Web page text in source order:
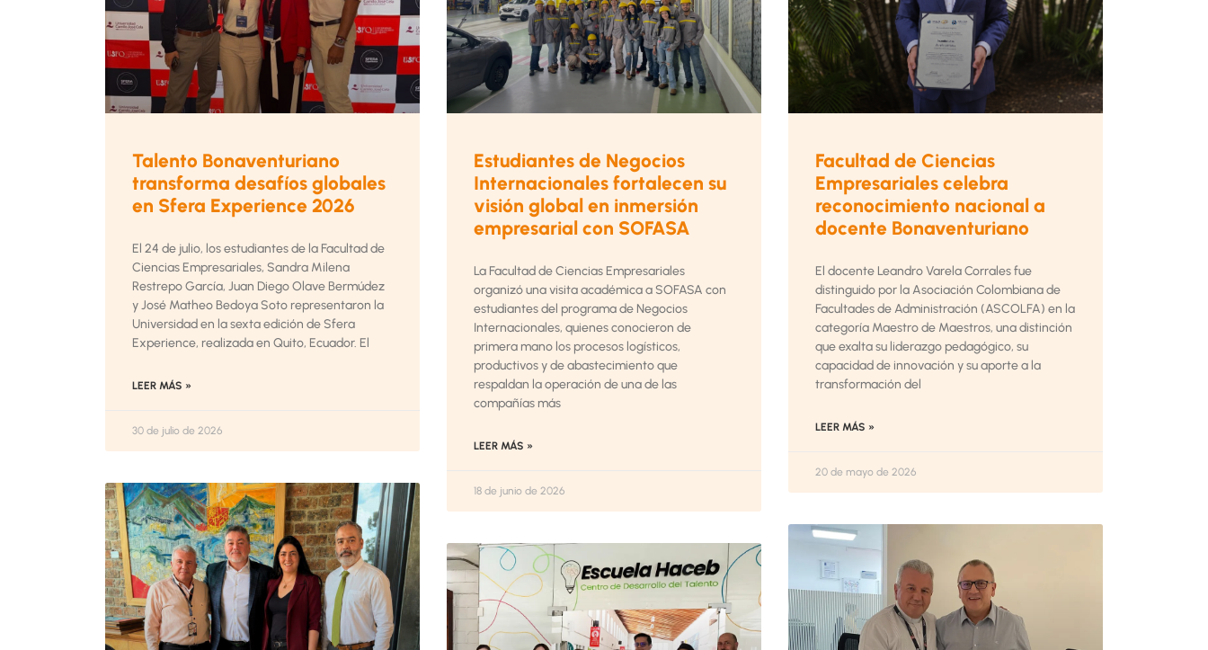
Talento Bonaventuriano
transforma desafíos globales
en Sfera Experience 2026
El 24 de julio, los estudiantes de la Facultad de
Ciencias Empresariales, Sandra Milena
Restrepo García, Juan Diego Olave Bermúdez
y José Matheo Bedoya Soto representaron la
Universidad en la sexta edición de Sfera
Experience, realizada en Quito, Ecuador. El
LEER MÁS »
30 de julio de 2026
Estudiantes de Negocios
Internacionales fortalecen su
visión global en inmersión
empresarial con SOFASA
La Facultad de Ciencias Empresariales
organizó una visita académica a SOFASA con
estudiantes del programa de Negocios
Internacionales, quienes conocieron de
primera mano los procesos logísticos,
productivos y de abastecimiento que
respaldan la operación de una de las
compañías más
LEER MÁS »
18 de junio de 2026
Facultad de Ciencias
Empresariales celebra
reconocimiento nacional a
docente Bonaventuriano
El docente Leandro Varela Corrales fue
distinguido por la Asociación Colombiana de
Facultades de Administración (ASCOLFA) en la
categoría Maestro de Maestros, una distinción
que exalta su liderazgo pedagógico, su
capacidad de innovación y su aporte a la
transformación del
LEER MÁS »
20 de mayo de 2026